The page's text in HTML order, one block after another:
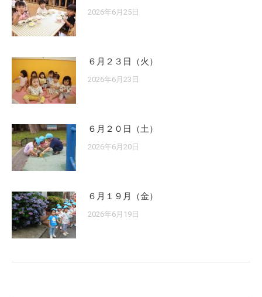
2026年6月25日
６月２３日（火）
2026年6月23日
６月２０日（土）
2026年6月20日
６月１９月（金）
2026年6月19日